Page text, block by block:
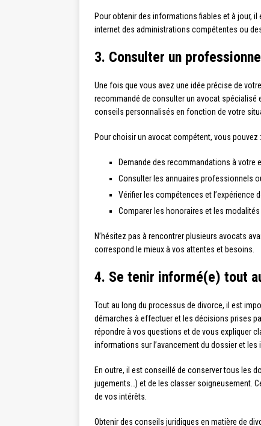
Pour obtenir des informations fiables et à jour,
internet des administrations compétentes ou
3. Consulter un
Une fois que vous avez une idée précise de
recommandé de consulter un avocat
conseils personnalisés en fonction de votre
Pour choisir un avocat compétent, vous pouvez :
Demande des recommandations à votre
Consulter les annuaires professionnels
Vérifier les compétences et l’expérience
Comparer les honoraires et les
N’hésitez pas à rencontrer plusieurs avocats
correspond le mieux à vos attentes et besoins.
4. Se tenir informé(e) tout
Tout au long du processus de divorce, il est
démarches à effectuer et les décisions prises
répondre à vos questions et de vous expliquer
informations sur l’avancement du dossier et
En outre, il est conseillé de conserver tous les
jugements…) et de les classer soigneusement.
de vos intérêts.
Obtenir des conseils juridiques en matière de